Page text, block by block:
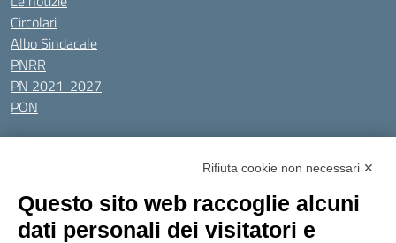
Circolari
Albo Sindacale
PNRR
PN 2021-2027
PON
Tutti gli argomenti
Amministrazione Trasparente
Privacy Policy
Dichiarazione di accessibilitàObiettivi di accessibilità
Rifiuta cookie non necessari ✕
Questo sito web raccoglie alcuni
dati personali dei visitatori e